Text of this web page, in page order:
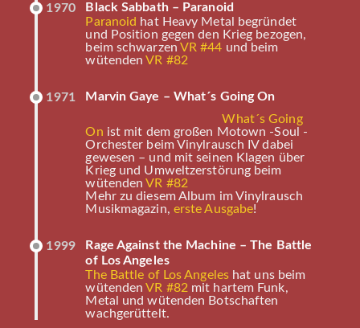
1970
Black Sabbath – Paranoid
Paranoid hat Heavy Metal begründet
und Position gegen den Krieg bezogen,
beim schwarzen VR #44 und beim
wütendenVR #82
1971
Marvin Gaye – What´s Going On
What´s Going
On ist mit dem großen Motown -Soul -
Orchester beim Vinylrausch IV dabei
gewesen – und mit seinen Klagen über
Krieg und Umweltzerstörung beim
wütenden VR #82
Mehr zu diesem Album im Vinylrausch
Musikmagazin, erste Ausgabe!
1999
Rage Against the Machine – The Battle
of Los Angeles
The Battle of Los Angeleshat uns beim
wütendenVR #82 mit hartem Funk,
Metal und wütenden Botschaften
wachgerüttelt.